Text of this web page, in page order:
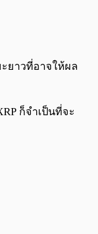
ยาวที่อาจให้ผล
ก็จำเป็นที่จะ